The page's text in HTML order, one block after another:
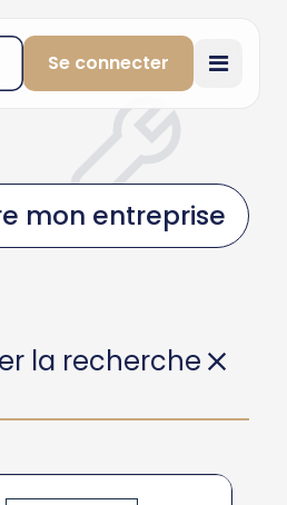
Se connecter
mon entreprise
la recherche